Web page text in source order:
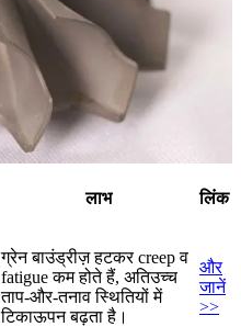
लाभ लिंक
ग्रेन बाउंड्रीज़ हटकर creep व
fatigue कम होते हैं, अतिउच्च
ताप-और-तनाव स्थितियों में
टिकाऊपन बढ़ता है।
और
जानें
>>